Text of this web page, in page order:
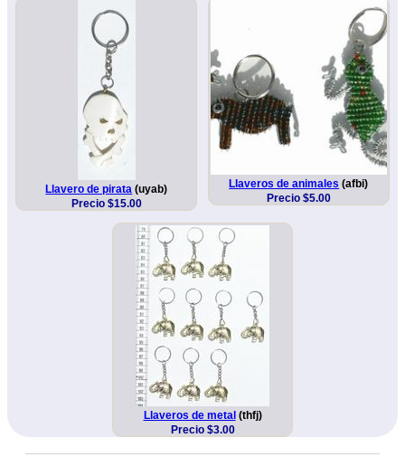
Llavero de pirata (uyab)
Precio $15.00
Llaveros de animales (afbi)
Precio $5.00
Llaveros de metal(thfj)
Precio $3.00